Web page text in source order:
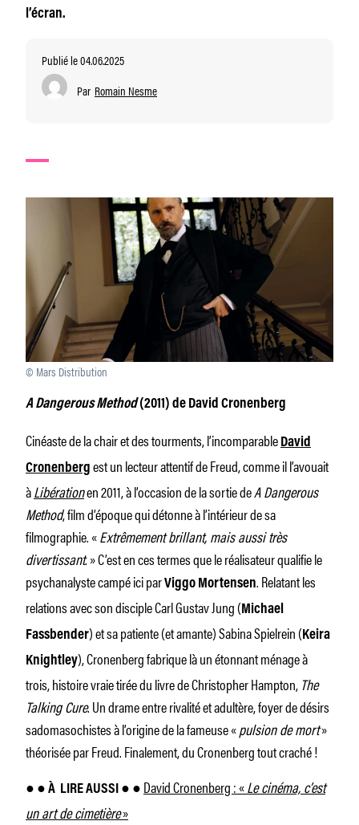
l’écran.
Publié le 04.06.2025
Par Romain Nesme
© Mars Distribution
A Dangerous Method(2011) de David Cronenberg
Cinéaste de la chair et des tourments, l’incomparable David
Cronenberg est un lecteur attentif de Freud, comme il l’avouait
àLibérationen 2011, à l’occasion de la sortie deA Dangerous
Method, film d’époque qui détonne à l’intérieur de sa
filmographie. «Extrêmement brillant, mais aussi très
divertissant. » C’est en ces termes que le réalisateur qualifie le
psychanalyste campé ici parViggo Mortensen. Relatant les
relations avec son disciple Carl Gustav Jung (Michael
Fassbender) et sa patiente (et amante) Sabina Spielrein (Keira
Knightley), Cronenberg fabrique là un étonnant ménage à
trois, histoire vraie tirée du livre de Christopher Hampton, The
Talking Cure. Un drame entre rivalité et adultère, foyer de désirs
sadomasochistes à l’origine de la fameuse «pulsion de mort»
théorisée par Freud. Finalement, du Cronenberg tout craché !
● ● À LIRE AUSSI ● ● David Cronenberg : «Le cinéma, c’est
un art de cimetière»